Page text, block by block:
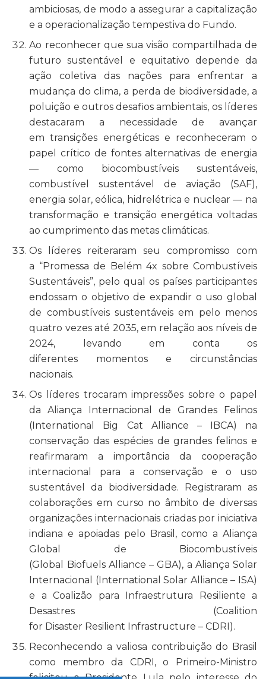
ambiciosas, de modo a assegurar a capitalização
e a operacionalização tempestiva do Fundo.
Ao reconhecer que sua visão compartilhada de
futuro sustentável e equitativo depende da
ação coletiva das nações para enfrentar a
mudança do clima, a perda de biodiversidade, a
poluição e outros desafios ambientais, os líderes
destacaram a necessidade de avançar
em transições energéticas e reconheceram o
papel crítico de fontes alternativas de energia
— como biocombustíveis sustentáveis,
combustível sustentável de aviação (SAF),
energia solar, eólica, hidrelétrica e nuclear — na
transformação e transição energética voltadas
ao cumprimento das metas climáticas.
Os líderes reiteraram seu compromisso com
a “Promessa de Belém 4x sobre Combustíveis
Sustentáveis”, pelo qual os países participantes
endossam o objetivo de expandir o uso global
de combustíveis sustentáveis em pelo menos
quatro vezes até 2035, em relação aos níveis de
2024, levando em conta os
diferentes momentos e circunstâncias
nacionais.
Os líderes trocaram impressões sobre o papel
da Aliança Internacional de Grandes Felinos
(International Big Cat Alliance – IBCA) na
conservação das espécies de grandes felinos e
reafirmaram a importância da cooperação
internacional para a conservação e o uso
sustentável da biodiversidade. Registraram as
colaborações em curso no âmbito de diversas
organizações internacionais criadas por iniciativa
indiana e apoiadas pelo Brasil, como a Aliança
Global de Biocombustíveis
(Global Biofuels Alliance – GBA), a Aliança Solar
Internacional (International Solar Alliance – ISA)
e a Coalizão para Infraestrutura Resiliente a
Desastres (Coalition
for Disaster Resilient Infrastructure – CDRI).
Reconhecendo a valiosa contribuição do Brasil
como membro da CDRI, o Primeiro-Ministro